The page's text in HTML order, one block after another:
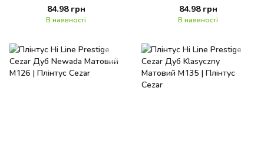
84.98 грн
В наявності
84.98 грн
В наявності